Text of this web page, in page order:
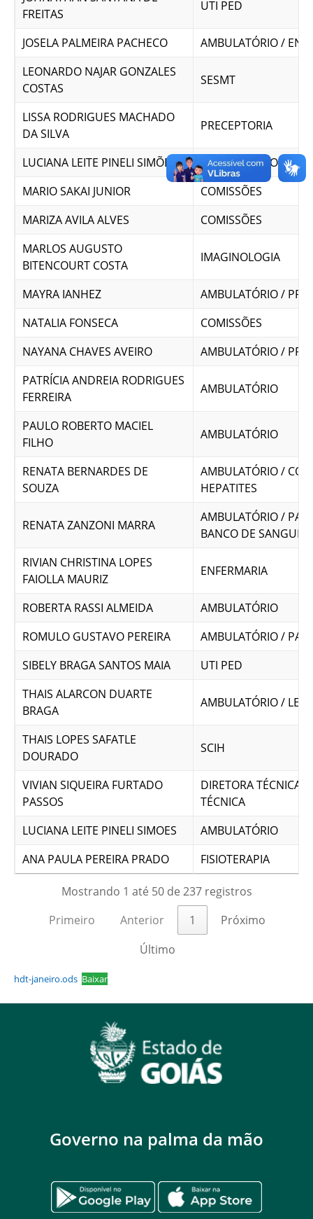
FREITAS
UTI PED
JOSELA PALMEIRA PACHECO
AMBULATÓRIO /
LEONARDO NAJAR GONZALES
COSTAS
SESMT
LISSA RODRIGUES MACHADO
DA SILVA
PRECEPTORIA
LUCIANA LEITE PINELI SIMÕES
AMBULATÓRIO
MARIO SAKAI JUNIOR
COMISSÕES
MARIZA AVILA ALVES
COMISSÕES
MARLOS AUGUSTO
BITENCOURT COSTA
IMAGINOLOGIA
MAYRA IANHEZ
AMBULATÓRIO /
NATALIA FONSECA
COMISSÕES
NAYANA CHAVES AVEIRO
AMBULATÓRIO /
PATRÍCIA ANDREIA RODRIGUES
FERREIRA
AMBULATÓRIO
PAULO ROBERTO MACIEL
FILHO
AMBULATÓRIO
RENATA BERNARDES DE
SOUZA
AMBULATÓRIO /
HEPATITES
RENATA ZANZONI MARRA
AMBULATÓRIO /
BANCO DE SANGUE
RIVIAN CHRISTINA LOPES
FAIOLLA MAURIZ
ENFERMARIA
ROBERTA RASSI ALMEIDA
AMBULATÓRIO
ROMULO GUSTAVO PEREIRA
AMBULATÓRIO /
SIBELY BRAGA SANTOS MAIA
UTI PED
THAIS ALARCON DUARTE
BRAGA
AMBULATÓRIO /
THAIS LOPES SAFATLE
DOURADO
SCIH
VIVIAN SIQUEIRA FURTADO
PASSOS
DIRETORA TÉCNICA /
TÉCNICA
LUCIANA LEITE PINELI SIMOES
AMBULATÓRIO
ANA PAULA PEREIRA PRADO
FISIOTERAPIA
Mostrando 1 até 50 de 237 registros
Primeiro
Anterior 1
Próximo
Último
hdt-janeiro.ods Baixar
Governo na palma da mão